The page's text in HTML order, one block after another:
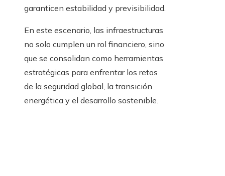
garanticen estabilidad y previsibilidad.
En este escenario, las infraestructuras
no solo cumplen un rol financiero, sino
que se consolidan como herramientas
estratégicas para enfrentar los retos
de la seguridad global, la transición
energética y el desarrollo sostenible.